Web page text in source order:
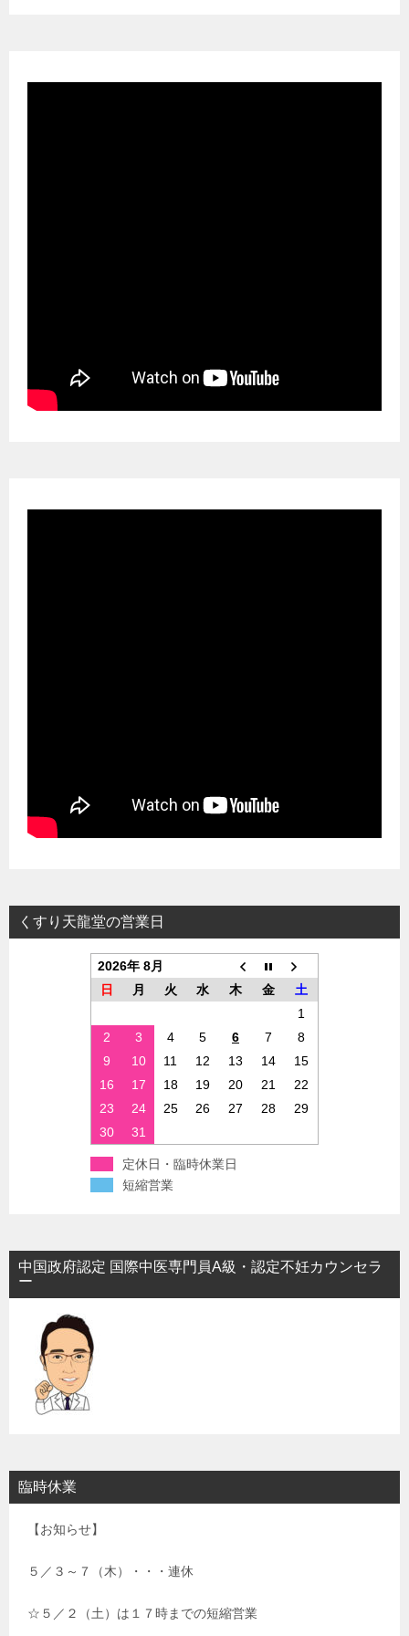
くすり天龍堂の営業日
2026年 8月
日
月 火 水 木 金
土
1
2
3 4 5 6 7
8
9
10 11 12 13 14
15
16
17 18 19 20 21
22
23
24 25 26 27 28
29
30
31
定休日・臨時休業日
短縮営業
中国政府認定 国際中医専門員A級・認定不妊カウンセラ
ー
臨時休業
【お知らせ】
５／３～７（木）・・・連休
☆５／２（土）は１７時までの短縮営業